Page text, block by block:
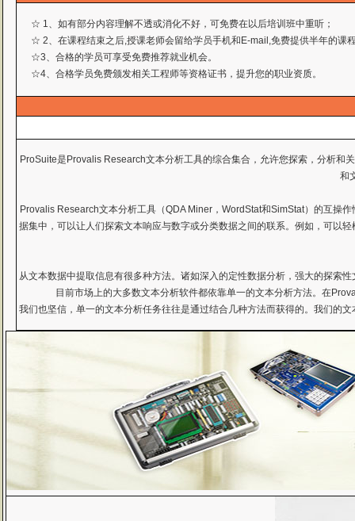
☆ 1、如有部分内容理解不透或消化不好，可免费在以后培训班中重听；
☆ 2、在课程结束之后,授课老师会留给学员手机和E-mail,免费提供半年的课
☆3、合格的学员可享受免费推荐就业机会。
☆4、合格学员免费颁发相关工程师等资格证书，提升您的职业资质。
ProSuite是Provalis Research文本分析工具的综合集合，允许您探索，分析和
和
Provalis Research文本分析工具（QDA Miner，WordStat和SimStat）的互操
据集中，可以让人们探索文本响应与数字或分类数据之间的联系。例如，可以
从文本数据中提取信息有很多种方法。诸如深入的定性数据分析，强大的探索
目前市场上的大多数文本分析软件都依靠单一的文本分析方法。在
我们也坚信，单一的文本分析任务往往是通过结合几种方法而获得的。我们的